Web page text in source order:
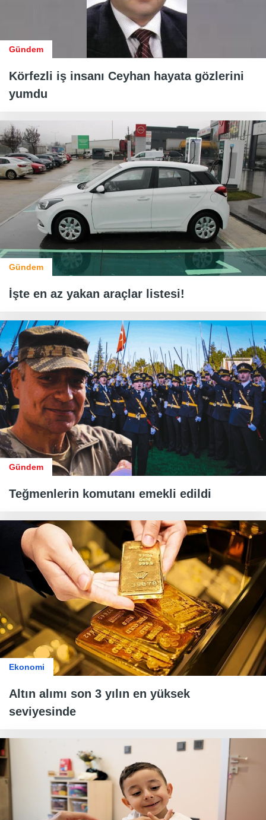
Gündem
Körfezli iş insanı Ceyhan hayata gözlerini
yumdu
Gündem
İşte en az yakan araçlar listesi!
Gündem
Teğmenlerin komutanı emekli edildi
Ekonomi
Altın alımı son 3 yılın en yüksek
seviyesinde